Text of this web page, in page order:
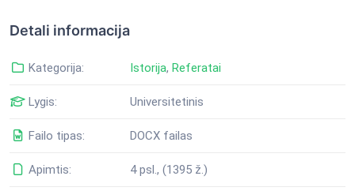
Detali informacija
Kategorija: Istorija, Referatai
Lygis: Universitetinis
Failo tipas: DOCX failas
Apimtis: 4 psl., (1395 ž.)